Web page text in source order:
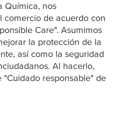
Química, nos
comercio de acuerdo con
Care". Asumimos
la protección de la
así como la seguridad
Al hacerlo,
"Cuidado responsable" de